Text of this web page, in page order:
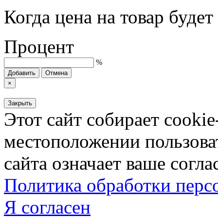
Когда цена на товар
Процент
%
Добавить
Отмена
×
Закрыть
Этот сайт собирает
местоположении
сайта означает ваше
Политика обработки
Я согласен